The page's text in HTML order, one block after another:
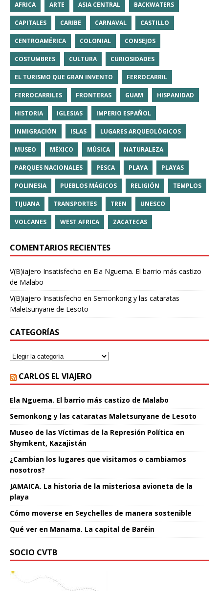
AFRICA ARTE ASIA CENTRAL BACKWATERS
CAPITALES CARIBE CARNAVAL CASTILLO
CENTROAMÉRICA COLONIAL CONSEJOS
COSTUMBRES CULTURA CURIOSIDADES
EL TURISMO QUE GRAN INVENTO FERROCARRIL
FERROCARRILES FRONTERAS GUAM HISPANIDAD
HISTORIA IGLESIAS IMPERIO ESPAÑOL
INMIGRACIÓN ISLAS LUGARES ARQUEOLÓGICOS
MUSEO MÉXICO MÚSICA NATURALEZA
PARQUES NACIONALES PESCA PLAYA PLAYAS
POLINESIA PUEBLOS MÁGICOS RELIGIÓN TEMPLOS
TIJUANA TRANSPORTES TREN UNESCO
VOLCANES WEST AFRICA ZACATECAS
COMENTARIOS RECIENTES
V(B)iajero Insatisfecho en Ela Nguema. El barrio más castizo
de Malabo
V(B)iajero Insatisfecho en Semonkong y las cataratas
Maletsunyane de Lesoto
CATEGORÍAS
CARLOS EL VIAJERO
Ela Nguema. El barrio más castizo de Malabo
Semonkong y las cataratas Maletsunyane de Lesoto
Museo de las Víctimas de la Represión Política en
Shymkent, Kazajistán
¿Cambian los lugares que visitamos o cambiamos
nosotros?
JAMAICA. La historia de la misteriosa avioneta de la
playa
Cómo moverse en Seychelles de manera sostenible
Qué ver en Manama. La capital de Baréin
SOCIO CVTB